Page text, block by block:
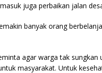
juga perbaikan jalan
banyak orang
agar warga tak sungkan
masyarakat. Untuk